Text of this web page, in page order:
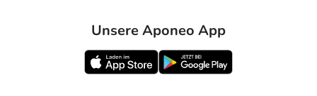
Unsere Aponeo App